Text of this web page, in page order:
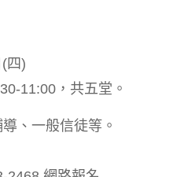
四)
11:00，共五堂。
、一般信徒等。